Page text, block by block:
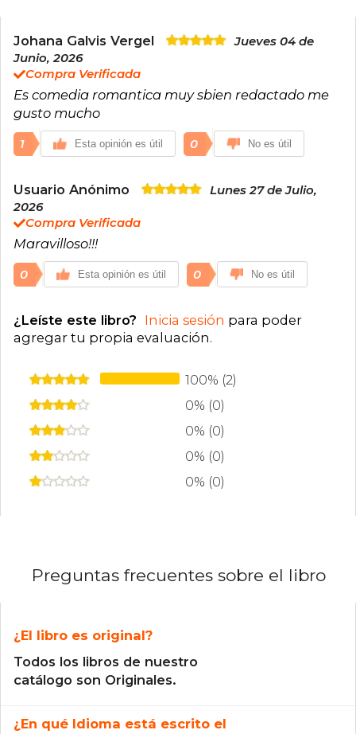
orientada a un público adulto.
Entre sus títulos más conocidos se encuentra
Adéntrate en la oscuridad (Lights Out), una
novela que refleja su estilo distintivo al
adentrarse en dinámicas complejas entre sus
marcado y un ritmo narrativo ágil. Sus historias
suelen desenvolverse en escenarios
conflicto emocional y la evolución de los
personajes ocupan un lugar central,
actuales del romance dark en el mercado
editorial digital.
Johana Galvis Vergel
Jueves 04 de
Junio, 2026
Compra Verificada
Es comedia romantica muy sbien redactado me
gusto mucho
1 Esta opinión es útil 0 No es útil
Usuario Anónimo
Lunes 27 de Julio,
2026
Compra Verificada
Maravilloso!!!
0 Esta opinión es útil 0 No es útil
¿Leíste este libro? Inicia sesión para poder
agregar tu propia evaluación.
100% (2)
0% (0)
0% (0)
0% (0)
0% (0)
Preguntas frecuentes sobre el libro
¿El libro es original?
Todos los libros de nuestro
catálogo son Originales.
¿En qué Idioma está escrito el